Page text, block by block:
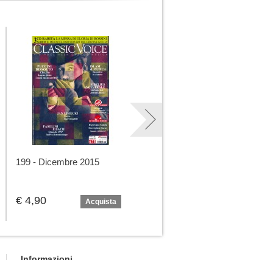
199 - Dicembre 2015
€ 4,90 Acquista